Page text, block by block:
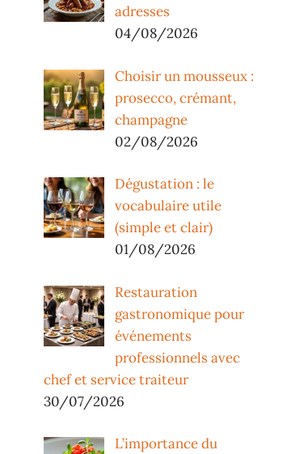
adresses
04/08/2026
Choisir un mousseux :
prosecco, crémant,
champagne
02/08/2026
Dégustation : le
vocabulaire utile
(simple et clair)
01/08/2026
Restauration
gastronomique pour
événements
professionnels avec
chef et service traiteur
30/07/2026
L’importance du